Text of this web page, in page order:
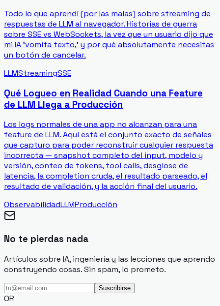
Todo lo que aprendí (por las malas) sobre streaming de
respuestas de LLM al navegador. Historias de guerra
sobre SSE vs WebSockets, la vez que un usuario dijo que
mi IA 'vomita texto,' y por qué absolutamente necesitas
un botón de cancelar.
LLMStreamingSSE
Qué Logueo en Realidad Cuando una Feature
de LLM Llega a Producción
Los logs normales de una app no alcanzan para una
feature de LLM. Aquí está el conjunto exacto de señales
que capturo para poder reconstruir cualquier respuesta
incorrecta — snapshot completo del input, modelo y
versión, conteo de tokens, tool calls, desglose de
latencia, la completion cruda, el resultado parseado, el
resultado de validación, y la acción final del usuario.
ObservabilidadLLMProducción
No te pierdas nada
Artículos sobre IA, ingeniería y las lecciones que aprendo
construyendo cosas. Sin spam, lo prometo.
Suscribirse
OR